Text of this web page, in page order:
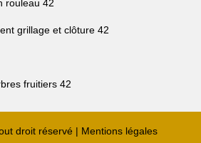
rouleau 42
grillage et clôture 42
fruitiers 42
droit réservé | Mentions légales